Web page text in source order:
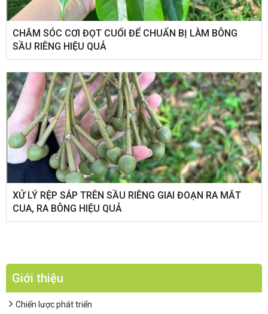
CHĂM SÓC CƠI ĐỌT CUỐI ĐỂ CHUẨN BỊ LÀM BÔNG
SẦU RIÊNG HIỆU QUẢ
XỬ LÝ RỆP SÁP TRÊN SẦU RIÊNG GIAI ĐOẠN RA MẮT
CUA, RA BÔNG HIỆU QUẢ
Giới thiệu
Chiến lược phát triển